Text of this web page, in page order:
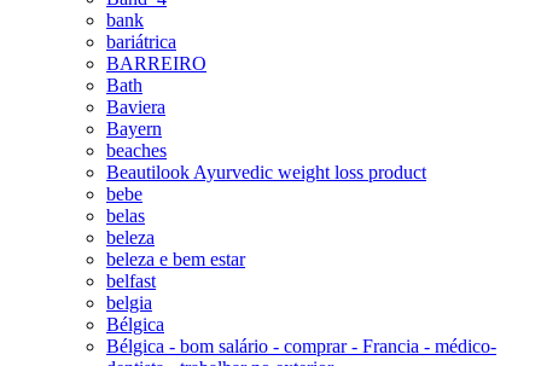
bank
bariátrica
BARREIRO
Bath
Baviera
Bayern
beaches
Beautilook Ayurvedic weight loss product
bebe
belas
beleza
beleza e bem estar
belfast
belgia
Bélgica
Bélgica - bom salário - comprar - Francia - médico-